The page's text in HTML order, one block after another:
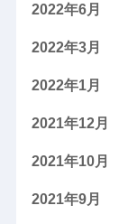
2022年6月
2022年3月
2022年1月
2021年12月
2021年10月
2021年9月